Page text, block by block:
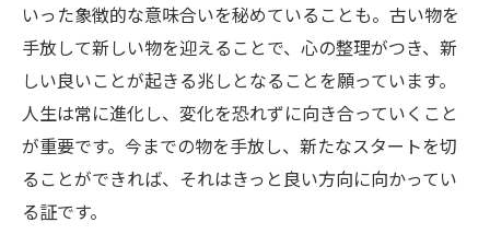
いった象徴的な意味合いを秘めていることも。古い物を
手放して新しい物を迎えることで、心の整理がつき、新
しい良いことが起きる兆しとなることを願っています。
人生は常に進化し、変化を恐れずに向き合っていくこと
が重要です。今までの物を手放し、新たなスタートを切
ることができれば、それはきっと良い方向に向かってい
る証です。